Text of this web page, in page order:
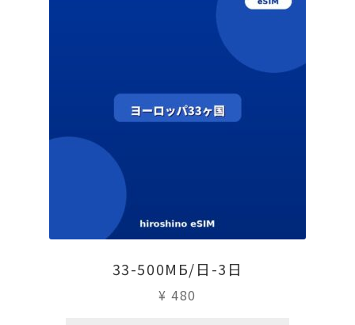
33-500МБ/日-3日
¥ 480